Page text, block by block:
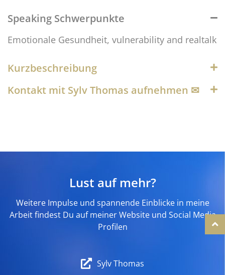
Speaking Schwerpunkte
Emotionale Gesundheit, vulnerability and realtalk
Kurzbeschreibung
Kontakt mit Sylv Thomas aufnehmen ✉︎
Lust auf mehr?
Weitere Impulse und spannende Einblicke in meine
Arbeit findest Du auf meiner Website und Social Media
Profilen
Sylv Thomas